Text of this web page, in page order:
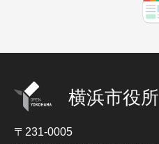
横浜市役所
〒231-0005